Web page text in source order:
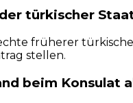
türkischer
früherer
stellen.
beim Konsulat